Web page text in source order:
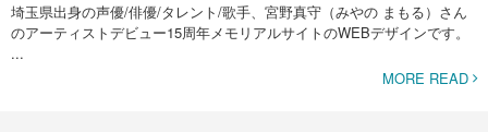
埼玉県出身の声優/俳優/タレント/歌手、宮野真守（みやの まもる）さん
のアーティストデビュー15周年メモリアルサイトのWEBデザインです。
...
MORE READ